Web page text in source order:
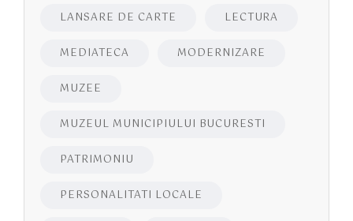
LANSARE DE CARTE LECTURA
MEDIATECA MODERNIZARE
MUZEE
MUZEUL MUNICIPIULUI BUCURESTI
PATRIMONIU
PERSONALITATI LOCALE